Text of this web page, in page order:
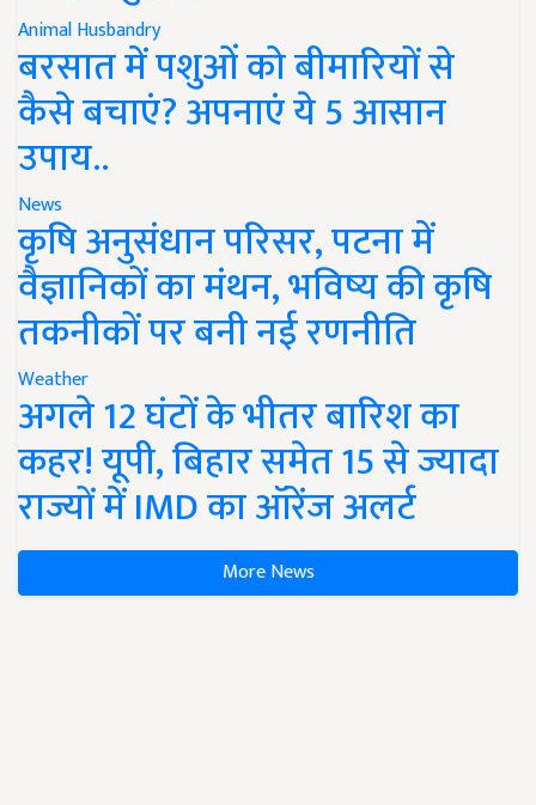
Animal Husbandry
बरसात में पशुओं को बीमारियों से
कैसे बचाएं? अपनाएं ये 5 आसान
उपाय..
News
कृषि अनुसंधान परिसर, पटना में
वैज्ञानिकों का मंथन, भविष्य की कृषि
तकनीकों पर बनी नई रणनीति
Weather
अगले 12 घंटों के भीतर बारिश का
कहर! यूपी, बिहार समेत 15 से ज्यादा
राज्यों में IMD का ऑरेंज अलर्ट
More News